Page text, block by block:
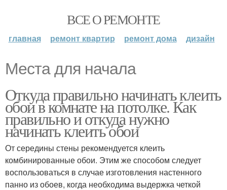
ВСЕ О РЕМОНТЕ
главная ремонт квартир ремонт дома дизайн
Места для начала
Откуда правильно начинать клеить
обои в комнате на потолке. Как
правильно и откуда нужно
начинать клеить обои
От середины стены рекомендуется клеить
комбинированные обои. Этим же способом следует
воспользоваться в случае изготовления настенного
панно из обоев, когда необходима выдержка четкой